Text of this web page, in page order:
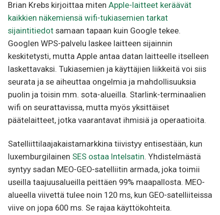
Brian Krebs kirjoittaa miten Apple-laitteet keräävät
kaikkien näkemiensä wifi-tukiasemien tarkat
sijaintitiedot samaan tapaan kuin Google tekee.
Googlen WPS-palvelu laskee laitteen sijainnin
keskitetysti, mutta Apple antaa datan laitteelle itselleen
laskettavaksi. Tukiasemien ja käyttäjien liikkeitä voi siis
seurata ja se aiheuttaa ongelmia ja mahdollisuuksia
puolin ja toisin mm. sota-alueilla. Starlink-terminaalien
wifi on seurattavissa, mutta myös yksittäiset
päätelaitteet, jotka vaarantavat ihmisiä ja operaatioita.
Satelliittilaajakaistamarkkina tiivistyy entisestään, kun
luxemburgilainen SES ostaa Intelsatin. Yhdistelmästä
syntyy sadan MEO-GEO-satelliitin armada, joka toimii
useilla taajuusalueilla peittäen 99% maapallosta. MEO-
alueella viivettä tulee noin 120 ms, kun GEO-satelliiteissa
viive on jopa 600 ms. Se rajaa käyttökohteita.